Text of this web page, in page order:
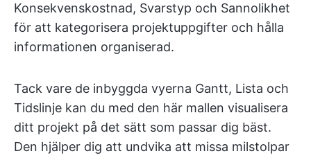
Konsekvenskostnad, Svarstyp och Sannolikhet
för att kategorisera projektuppgifter och hålla
informationen organiserad.
Tack vare de inbyggda vyerna Gantt, Lista och
Tidslinje kan du med den här mallen visualisera
ditt projekt på det sätt som passar dig bäst.
Den hjälper dig att undvika att missa milstolpar